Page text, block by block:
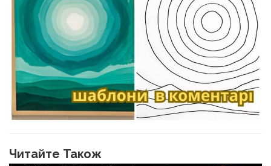
Читайте Також